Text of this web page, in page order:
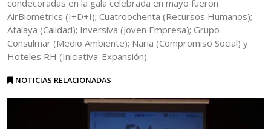
condecoradas en la gala celebrada en mayo fueron
AirBiometrics (I+D+I); Cuatroochenta (Recursos Humanos);
Atalaya (Calidad); Inversiva (Joven Empresa); Grupo
Consulmar (Medio Ambiente); Naria (Compromiso Social) y
Hoteles RH (Iniciativa-Expansión).
NOTICIAS RELACIONADAS